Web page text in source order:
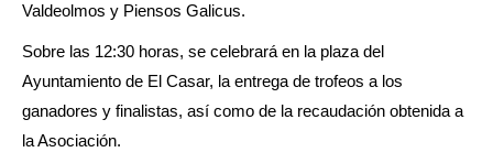
Valdeolmos y Piensos Galicus.
Sobre las 12:30 horas, se celebrará en la plaza del
Ayuntamiento de El Casar, la entrega de trofeos a los
ganadores y finalistas, así como de la recaudación obtenida a
la Asociación.